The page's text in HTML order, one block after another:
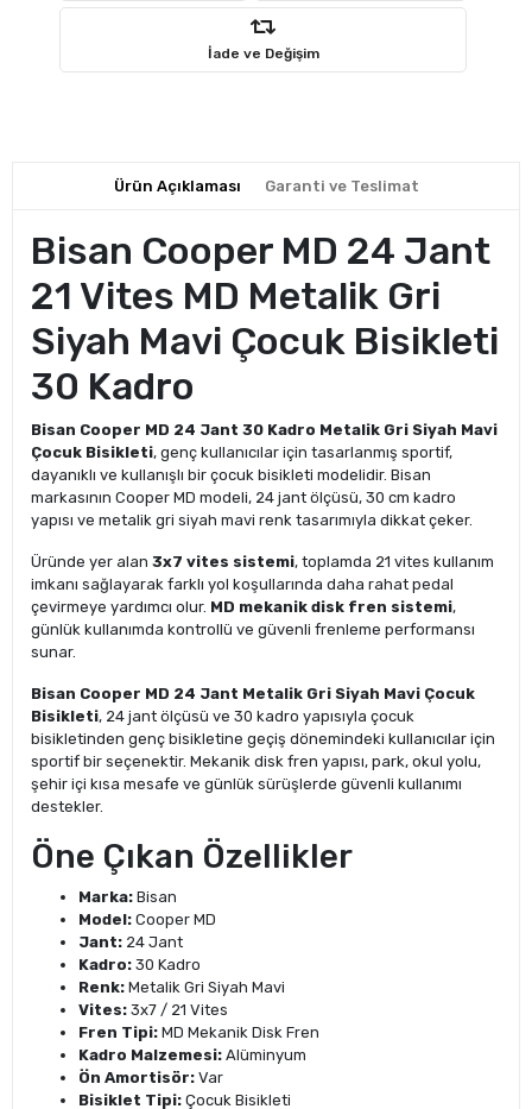
İade ve Değişim
Ürün Açıklaması Garanti ve Teslimat
Bisan Cooper MD 24 Jant
21 Vites MD Metalik Gri
Siyah Mavi Çocuk Bisikleti
30 Kadro
Bisan Cooper MD 24 Jant 30 Kadro Metalik Gri Siyah Mavi
Çocuk Bisikleti, genç kullanıcılar için tasarlanmış sportif,
dayanıklı ve kullanışlı bir çocuk bisikleti modelidir. Bisan
markasının Cooper MD modeli, 24 jant ölçüsü, 30 cm kadro
yapısı ve metalik gri siyah mavi renk tasarımıyla dikkat çeker.
Üründe yer alan 3x7 vites sistemi, toplamda 21 vites kullanım
imkanı sağlayarak farklı yol koşullarında daha rahat pedal
çevirmeye yardımcı olur. MD mekanik disk fren sistemi,
günlük kullanımda kontrollü ve güvenli frenleme performansı
sunar.
Bisan Cooper MD 24 Jant Metalik Gri Siyah Mavi Çocuk
Bisikleti, 24 jant ölçüsü ve 30 kadro yapısıyla çocuk
bisikletinden genç bisikletine geçiş dönemindeki kullanıcılar için
sportif bir seçenektir. Mekanik disk fren yapısı, park, okul yolu,
şehir içi kısa mesafe ve günlük sürüşlerde güvenli kullanımı
destekler.
Öne Çıkan Özellikler
Marka: Bisan
Model: Cooper MD
Jant: 24 Jant
Kadro: 30 Kadro
Renk: Metalik Gri Siyah Mavi
Vites: 3x7 / 21 Vites
Fren Tipi: MD Mekanik Disk Fren
Kadro Malzemesi: Alüminyum
Ön Amortisör: Var
Bisiklet Tipi: Çocuk Bisikleti